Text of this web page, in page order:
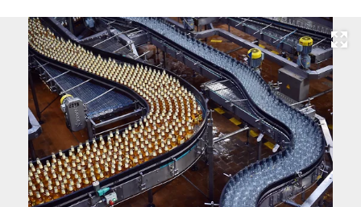
Развернуть